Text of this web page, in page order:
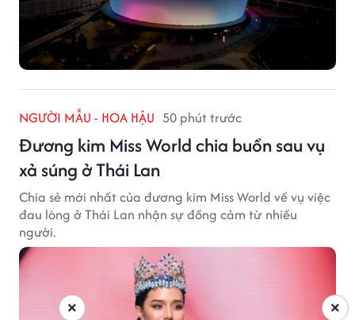
NGƯỜI MẪU - HOA HẬU 50 phút trước
Đương kim Miss World chia buồn sau vụ
xả súng ở Thái Lan
Chia sẻ mới nhất của đương kim Miss World về vụ việc
đau lòng ở Thái Lan nhận sự đồng cảm từ nhiều
người.
×
×